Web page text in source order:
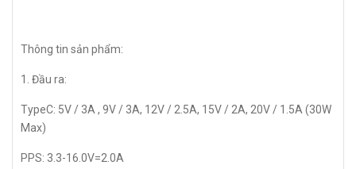
Thông tin sản phẩm:
1. Đầu ra:
TypeC: 5V / 3A , 9V / 3A, 12V / 2.5A, 15V / 2A, 20V / 1.5A (30W
Max)
PPS: 3.3-16.0V=2.0A